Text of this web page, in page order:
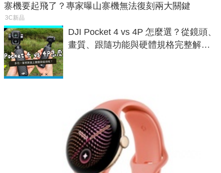
寨機要起飛了？專家曝山寨機無法復刻兩大關鍵
3C新品
DJI Pocket 4 vs 4P 怎麼選？從鏡頭、
畫質、跟隨功能與硬體規格完整解